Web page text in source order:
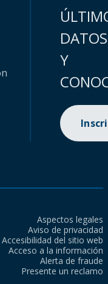
DATOS
Y
Aspectos legales
Aviso de privacidad
Accesibilidad del sitio web
Acceso a la información
Alerta de fraude
Presente un reclamo